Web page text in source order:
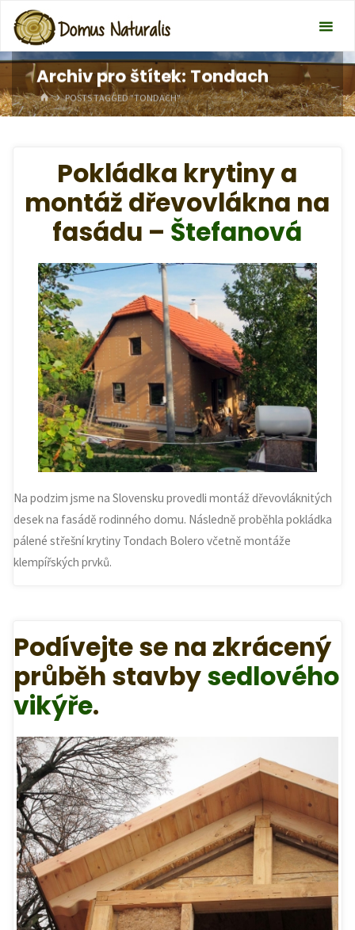
Archiv pro štítek: Tondach
HOMEPOSTS TAGGED "TONDACH"
Pokládka krytiny a
montáž dřevovlákna na
fasádu – Štefanová
Na podzim jsme na Slovensku provedli montáž dřevovláknitých
desek na fasádě rodinného domu. Následně proběhla pokládka
pálené střešní krytiny Tondach Bolero včetně montáže
klempířských prvků.
Podívejte se na zkrácený
průběh stavbysedlového
vikýře.